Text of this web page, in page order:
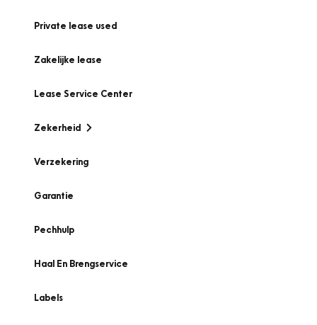
Private lease used
Zakelijke lease
Lease Service Center
Zekerheid
Verzekering
Garantie
Pechhulp
Haal En Brengservice
Labels